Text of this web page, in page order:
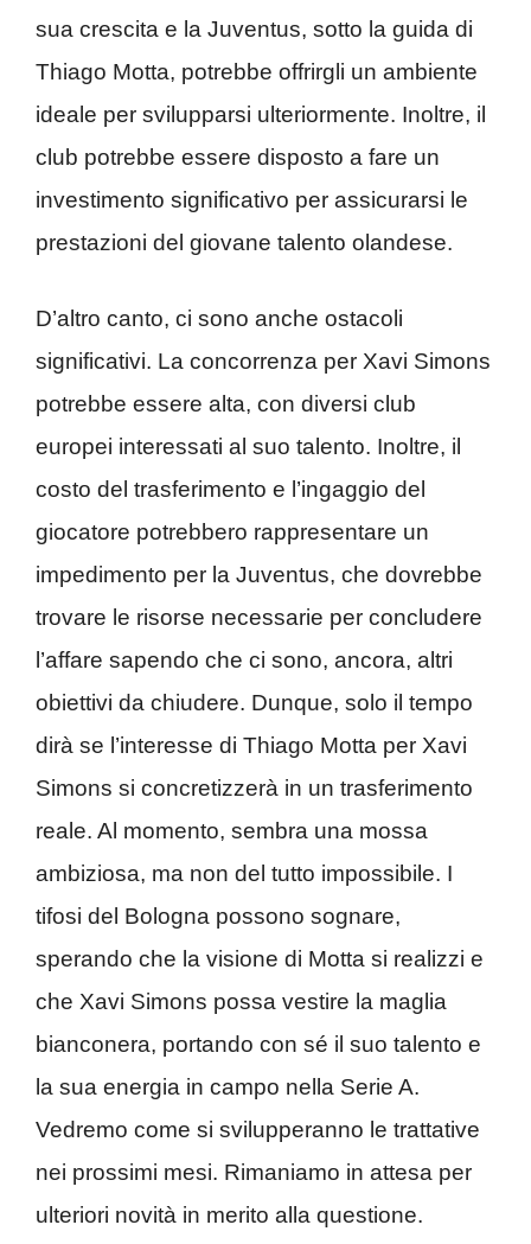
sua crescita e la Juventus, sotto la guida di
Thiago Motta, potrebbe offrirgli un ambiente
ideale per svilupparsi ulteriormente. Inoltre, il
club potrebbe essere disposto a fare un
investimento significativo per assicurarsi le
prestazioni del giovane talento olandese.
D’altro canto, ci sono anche ostacoli
significativi. La concorrenza per Xavi Simons
potrebbe essere alta, con diversi club
europei interessati al suo talento. Inoltre, il
costo del trasferimento e l’ingaggio del
giocatore potrebbero rappresentare un
impedimento per la Juventus, che dovrebbe
trovare le risorse necessarie per concludere
l’affare sapendo che ci sono, ancora, altri
obiettivi da chiudere. Dunque, solo il tempo
dirà se l’interesse di Thiago Motta per Xavi
Simons si concretizzerà in un trasferimento
reale. Al momento, sembra una mossa
ambiziosa, ma non del tutto impossibile. I
tifosi del Bologna possono sognare,
sperando che la visione di Motta si realizzi e
che Xavi Simons possa vestire la maglia
bianconera, portando con sé il suo talento e
la sua energia in campo nella Serie A.
Vedremo come si svilupperanno le trattative
nei prossimi mesi. Rimaniamo in attesa per
ulteriori novità in merito alla questione.